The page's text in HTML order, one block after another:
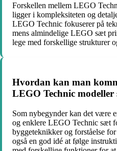
Forskellen mellem LEGO
ligger i kompleksiteten og
LEGO Technic fokuserer på
mens almindelige LEGO sæt
lege med forskellige strukturer
Hvordan kan man
LEGO Technic modeller
Som nybegynder kan det være
og enklere LEGO Technic sæt
byggeteknikker og forståelse
også en god idé at følge